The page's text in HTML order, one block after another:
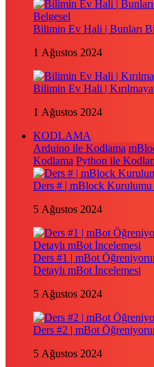
Bilimin Ev Hali | Bunları
1 Ağustos 2024
Bilimin Ev Hali |
1 Ağustos 2024
KODLAMA
Arduino ile Kodlama
Kodlama Python ile
Ders # | mBlock
5 Ağustos 2024
Ders #1 | mBot
Detaylı mBot İncelemesi
5 Ağustos 2024
Ders #2 | mBot
5 Ağustos 2024